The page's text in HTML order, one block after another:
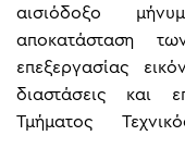
αισιόδοξο
αποκατάσταση
επεξεργασίας
διαστάσεις και
Τμήματος